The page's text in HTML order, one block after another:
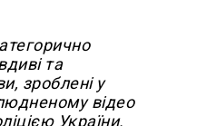
та
зроблені у
відео
України.